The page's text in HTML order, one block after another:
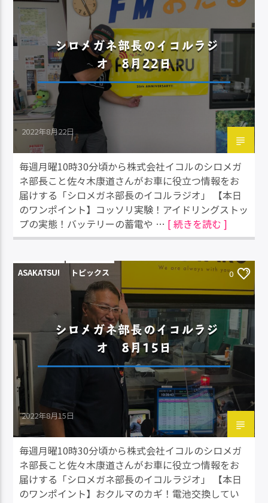
シロメガネ部長のイコルラジ
オ 8月22日
2022年8月22日
毎週月曜10時30分頃から株式会社イコルのシロメガ
ネ部長こと佐々木康道さんがお車に役立つ情報をお
届けする「シロメガネ部長のイコルラジオ」 【本日
のワンポイント】コッソリ実験！アイドリングストッ
プの実態！バッテリーの蓄電や … [ 続きを読む ]
ASAKATSU! トピックス 0
シロメガネ部長のイコルラジ
オ 8月15日
2022年8月15日
毎週月曜10時30分頃から株式会社イコルのシロメガ
ネ部長こと佐々木康道さんがお車に役立つ情報をお
届けする「シロメガネ部長のイコルラジオ」 【本日
のワンポイント】おクルマのカギ！電池交換してい